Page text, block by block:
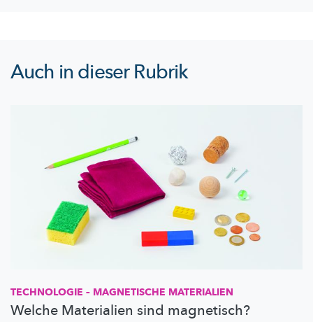
Auch in dieser Rubrik
TECHNOLOGIE – MAGNETISCHE MATERIALIEN
Welche Materialien sind magnetisch?